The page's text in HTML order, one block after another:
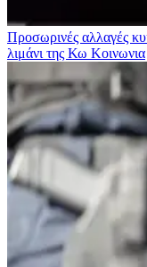
Προσωρινές αλλαγές
λιμάνι της Κω Κοινωνια